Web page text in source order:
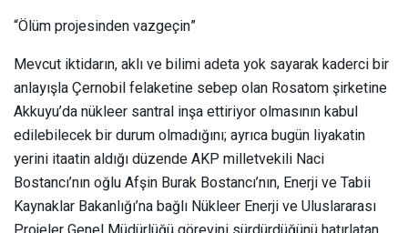
“Ölüm projesinden vazgeçin”
Mevcut iktidarın, aklı ve bilimi adeta yok sayarak kaderci bir
anlayışla Çernobil felaketine sebep olan Rosatom şirketine
Akkuyu’da nükleer santral inşa ettiriyor olmasının kabul
edilebilecek bir durum olmadığını; ayrıca bugün liyakatin
yerini itaatin aldığı düzende AKP milletvekili Naci
Bostancı’nın oğlu Afşin Burak Bostancı’nın, Enerji ve Tabii
Kaynaklar Bakanlığı’na bağlı Nükleer Enerji ve Uluslararası